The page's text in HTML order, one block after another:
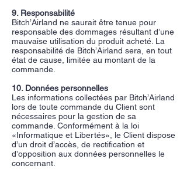
9. Responsabilité
Bitch’Airland ne saurait être tenue pour
responsable des dommages résultant d’une
mauvaise utilisation du produit acheté. La
responsabilité de Bitch’Airland sera, en tout
état de cause, limitée au montant de la
commande.​
10. Données personnelles
Les informations collectées par Bitch’Airland
lors de toute commande du Client sont
nécessaires pour la gestion de sa
commande. Conformément à la loi
«Informatique et Libertés», le Client dispose
d’un droit d’accès, de rectification et
d’opposition aux données personnelles le
concernant.​